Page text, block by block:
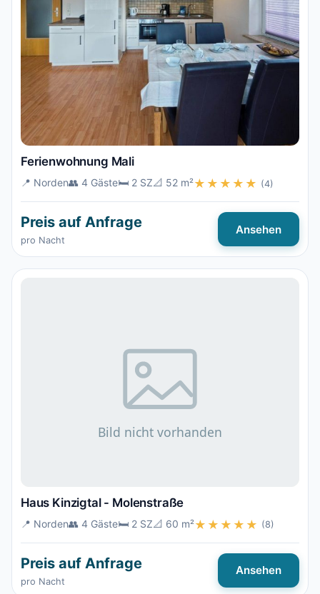
Ferienwohnung Mali
📍 Norden👥 4 Gäste🛏️ 2 SZ📐 52 m²★★★★★ (4)
Preis auf Anfrage
pro Nacht
Ansehen
Haus Kinzigtal - Molenstraße
📍 Norden👥 4 Gäste🛏️ 2 SZ📐 60 m²★★★★★ (8)
Preis auf Anfrage
pro Nacht
Ansehen